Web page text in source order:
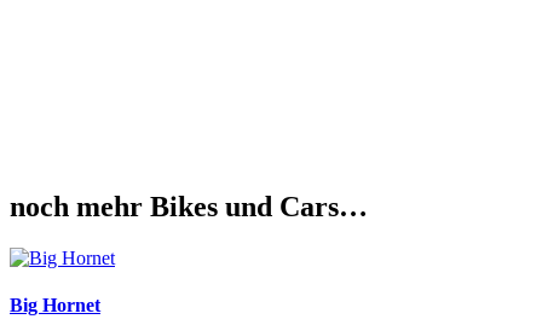
noch mehr Bikes und Cars…
Big Hornet